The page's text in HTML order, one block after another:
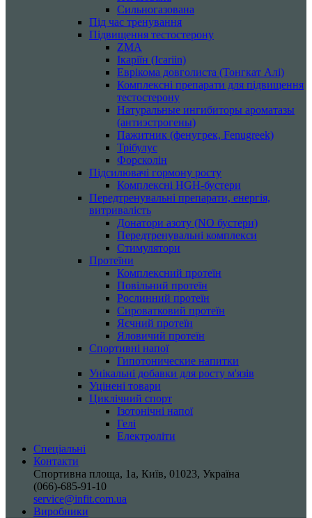
Сильногазована
Під час тренування
Підвищення тестостерону
ZMA
Ікаріїн (Icariin)
Еврікома довголиста (Тонгкат Алі)
Комплексні препарати для підвищення
тестостерону
Натуральные ингибиторы ароматазы
(антиэстрогены)
Пажитник (фенугрек, Fenugreek)
Трібулус
Форсколін
Підсилювачі гормону росту
Комплексні HGH-бустери
Передтренувальні препарати, енергія,
витривалість
Донатори азоту (NO бустери)
Передтренувальні комплекси
Стимулятори
Протеїни
Комплексний протеїн
Повільний протеїн
Рослинний протеїн
Сироватковий протеїн
Яєчний протеїн
Яловичий протеїн
Спортивні напої
Гипотонические напитки
Унікальні добавки для росту м'язів
Уцінені товари
Циклічний спорт
Ізотонічні напої
Гелі
Електроліти
Спеціальні
Контакти
Спортивна площа, 1a, Київ, 01023, Україна
(066)-685-91-10
service@infit.com.ua
Виробники